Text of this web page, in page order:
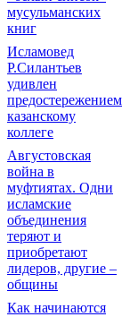
мусульманских
книг
Исламовед
Р.Силантьев
удивлен
предостережением
казанскому
коллеге
Августовская
война в
муфтиятах. Одни
исламские
объединения
теряют и
приобретают
лидеров, другие –
общины
Как начинаются